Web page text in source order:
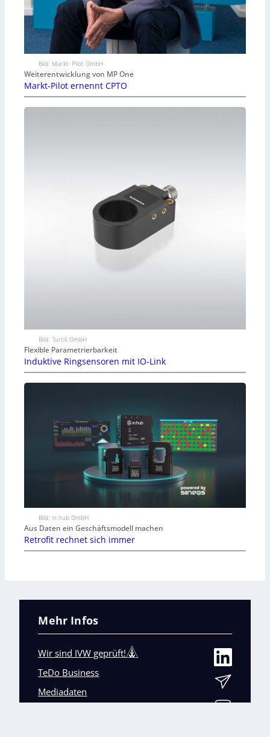
Bild: Markt-Pilot GmbH
Weiterentwicklung von MP One
Markt-Pilot ernennt CPTO
Bild: Turck GmbH
Flexible Parametrierbarkeit
Induktive Ringsensoren mit IO-Link
Bild: in.hub GmbH
Aus Daten ein Geschäftsmodell machen
Retrofit rechnet sich immer
Mehr Infos
Wir sind IVW geprüft!
TeDo Business
Mediadaten